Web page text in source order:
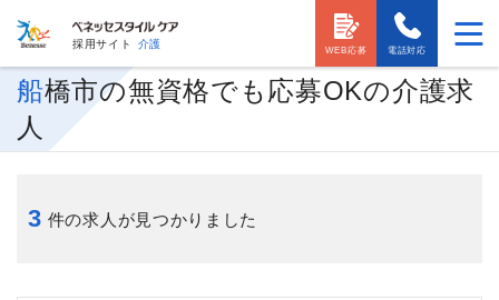
採用サイト 介護
電話対応
WEB応募
船橋市の無資格でも応募OKの介護求
人
3 件の求人が見つかりました